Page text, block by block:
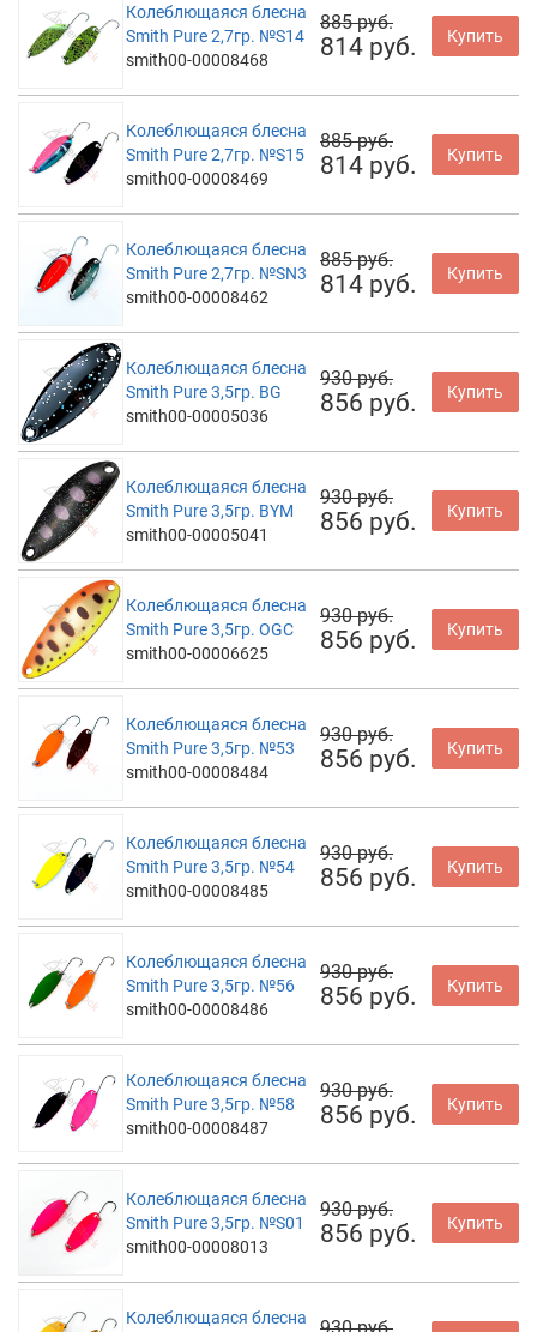
Колеблющаяся блесна
Smith Pure 2,7гр. №S14
smith00-00008468
885 руб.
814 руб. Купить
Колеблющаяся блесна
Smith Pure 2,7гр. №S15
smith00-00008469
885 руб.
814 руб. Купить
Колеблющаяся блесна
Smith Pure 2,7гр. №SN3
smith00-00008462
885 руб.
814 руб. Купить
Колеблющаяся блесна
Smith Pure 3,5гр. BG
smith00-00005036
930 руб.
856 руб. Купить
Колеблющаяся блесна
Smith Pure 3,5гр. BYM
smith00-00005041
930 руб.
856 руб. Купить
Колеблющаяся блесна
Smith Pure 3,5гр. OGC
smith00-00006625
930 руб.
856 руб. Купить
Колеблющаяся блесна
Smith Pure 3,5гр. №53
smith00-00008484
930 руб.
856 руб. Купить
Колеблющаяся блесна
Smith Pure 3,5гр. №54
smith00-00008485
930 руб.
856 руб. Купить
Колеблющаяся блесна
Smith Pure 3,5гр. №56
smith00-00008486
930 руб.
856 руб. Купить
Колеблющаяся блесна
Smith Pure 3,5гр. №58
smith00-00008487
930 руб.
856 руб. Купить
Колеблющаяся блесна
Smith Pure 3,5гр. №S01
smith00-00008013
930 руб.
856 руб. Купить
Колеблющаяся блесна
930 руб.